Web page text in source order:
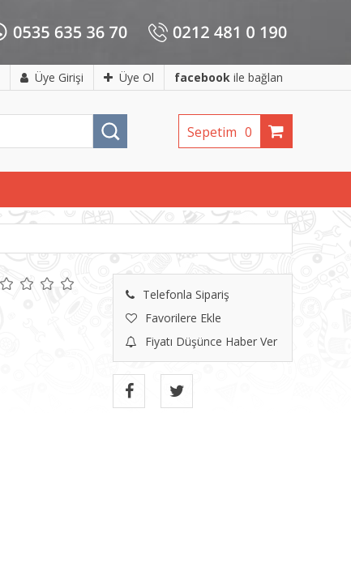
Üye Girişi Üye Ol facebook ile bağlan
Sepetim 0
Telefonla Sipariş
Favorilere Ekle
Fiyatı Düşünce Haber Ver